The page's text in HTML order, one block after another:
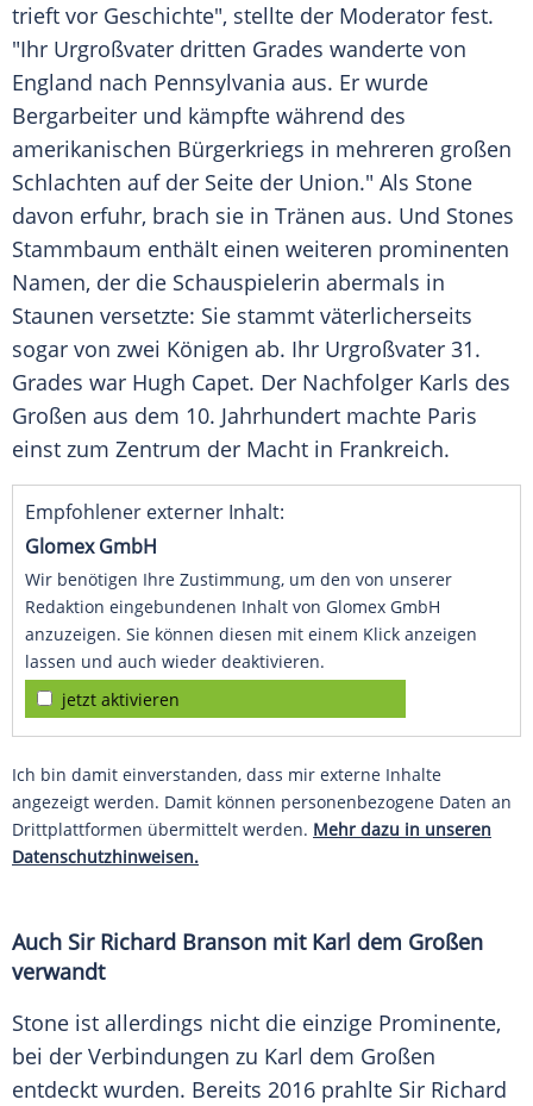
trieft vor Geschichte", stellte der Moderator fest.
"Ihr Urgroßvater dritten Grades wanderte von
England nach Pennsylvania aus. Er wurde
Bergarbeiter und kämpfte während des
amerikanischen Bürgerkriegs in mehreren großen
Schlachten auf der Seite der Union." Als Stone
davon erfuhr, brach sie in Tränen aus. Und Stones
Stammbaum enthält einen weiteren prominenten
Namen, der die Schauspielerin abermals in
Staunen versetzte: Sie stammt väterlicherseits
sogar von zwei Königen ab. Ihr Urgroßvater 31.
Grades war Hugh Capet. Der Nachfolger Karls des
Großen aus dem 10. Jahrhundert machte Paris
einst zum Zentrum der Macht in Frankreich.
Empfohlener externer Inhalt:
Glomex GmbH
Wir benötigen Ihre Zustimmung, um den von unserer
Redaktion eingebundenen Inhalt von Glomex GmbH
anzuzeigen. Sie können diesen mit einem Klick anzeigen
lassen und auch wieder deaktivieren.
jetzt aktivieren
Ich bin damit einverstanden, dass mir externe Inhalte
angezeigt werden. Damit können personenbezogene Daten an
Drittplattformen übermittelt werden. Mehr dazu in unseren
Datenschutzhinweisen.
Auch Sir Richard Branson mit Karl dem Großen
verwandt
Stone ist allerdings nicht die einzige Prominente,
bei der Verbindungen zu Karl dem Großen
entdeckt wurden. Bereits 2016 prahlte Sir Richard